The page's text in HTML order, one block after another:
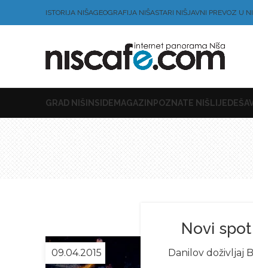
ISTORIJA NIŠAGEOGRAFIJA NIŠASTARI NIŠJAVNI PREVOZ U
GRAD NIŠ INSIDE MAGAZIN POZNATE NIŠLIJE
09.04.2015
Novi
Danilov doživljaj